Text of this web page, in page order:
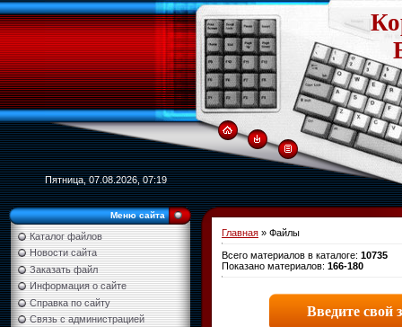
Пятница, 07.08.2026, 07:19
Меню сайта
Каталог файлов
Новости сайта
Заказать файл
Информация о сайте
Справка по сайту
Связь с администрацией
Главная » Файлы
Всего материалов в каталоге: 10735
Показано материалов: 166-180